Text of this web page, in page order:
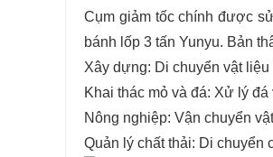
Cụm giảm tốc chính được
bánh lốp 3 tấn Yunyu. Bản
Xây dựng: Di chuyển vật
Khai thác mỏ và đá: Xử lý
Nông nghiệp: Vận chuyển
Quản lý chất thải: Di ​​chuyển